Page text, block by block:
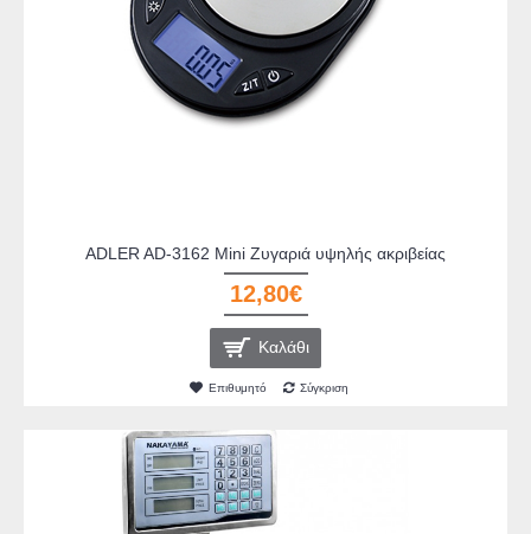
ADLER AD-3162 Mini Ζυγαριά υψηλής ακριβείας
12,80€
Καλάθι
Επιθυμητό Σύγκριση